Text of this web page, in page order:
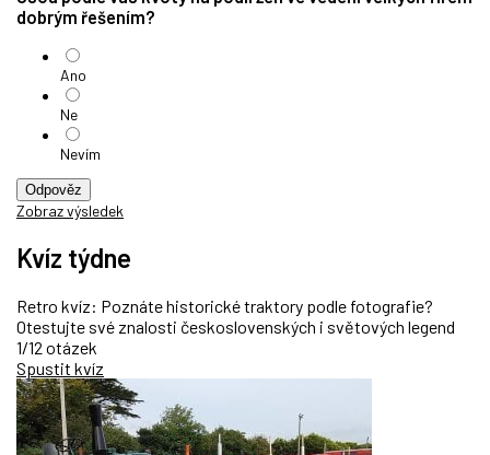
dobrým řešením?
Ano
Ne
Nevím
Odpověz
Zobraz výsledek
Kvíz týdne
Retro kvíz: Poznáte historické traktory podle fotografie?
Otestujte své znalosti československých i světových legend
1/12 otázek
Spustit kvíz